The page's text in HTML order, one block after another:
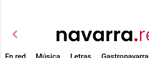
chevron_left